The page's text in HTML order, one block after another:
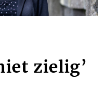
zielig’